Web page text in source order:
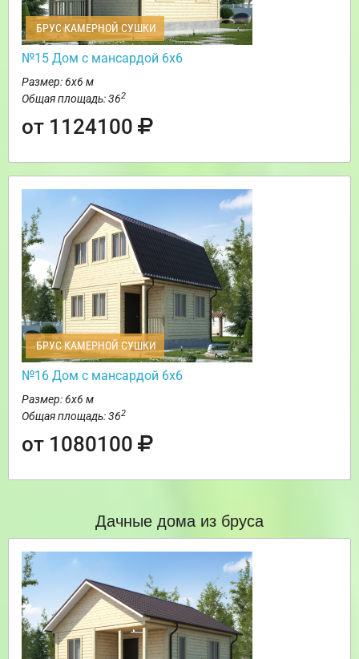
БРУС КАМЕРНОЙ СУШКИ
№15 Дом с мансардой 6х6
Размер: 6х6 м
Общая площадь: 362
от 1124100
БРУС КАМЕРНОЙ СУШКИ
№16 Дом с мансардой 6х6
Размер: 6х6 м
Общая площадь: 362
от 1080100
Дачные дома из бруса